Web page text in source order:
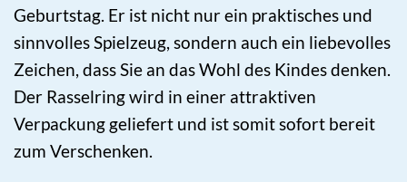
Geburtstag. Er ist nicht nur ein praktisches und
sinnvolles Spielzeug, sondern auch ein liebevolles
Zeichen, dass Sie an das Wohl des Kindes denken.
Der Rasselring wird in einer attraktiven
Verpackung geliefert und ist somit sofort bereit
zum Verschenken.